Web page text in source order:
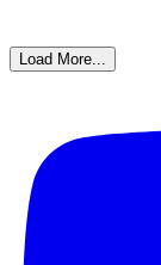
Load More...